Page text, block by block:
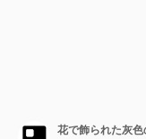
花で飾られた灰